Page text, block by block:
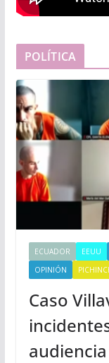
POLÍTICA
ECUADOR EEUU
OPINIÓN
Caso